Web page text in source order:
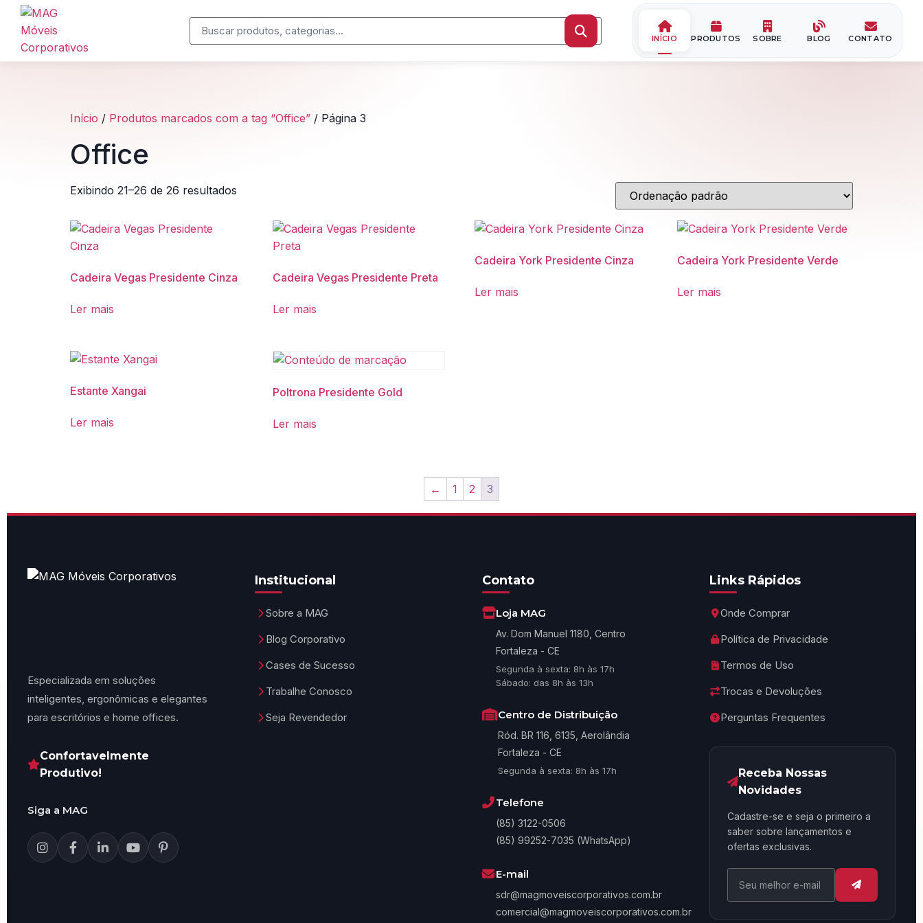
INÍCIO PRODUTOS SOBRE BLOG CONTATO
Mesas Executivas
Estações de Trabalho
Sala de Reunião
Início / Produtos marcados com a tag “Office” / Página 3
Office
Exibindo 21–26 de 26 resultados
Cadeira Vegas Presidente Cinza
Ler mais
Cadeira Vegas Presidente Preta
Ler mais
Cadeira York Presidente Cinza
Ler mais
Cadeira York Presidente Verde
Ler mais
Estante Xangai
Ler mais
Poltrona Presidente Gold
Ler mais
← 1 2 3
Especializada em soluções
inteligentes, ergonômicas e elegantes
para escritórios e home offices.
Confortavelmente
Produtivo!
Siga a MAG
Institucional
Sobre a MAG
Blog Corporativo
Cases de Sucesso
Trabalhe Conosco
Seja Revendedor
Contato
Loja MAG
Av. Dom Manuel 1180, Centro
Fortaleza - CE
Segunda à sexta: 8h às 17h
Sábado: das 8h às 13h
Centro de Distribuição
Ród. BR 116, 6135, Aerolândia
Fortaleza - CE
Segunda à sexta: 8h às 17h
Telefone
(85) 3122-0506
(85) 99252-7035 (WhatsApp)
E-mail
sdr@magmoveiscorporativos.com.br
comercial@magmoveiscorporativos.com.br
Links Rápidos
Onde Comprar
Política de Privacidade
Termos de Uso
Trocas e Devoluções
Perguntas Frequentes
Receba Nossas
Novidades
Cadastre-se e seja o primeiro a
saber sobre lançamentos e
ofertas exclusivas.